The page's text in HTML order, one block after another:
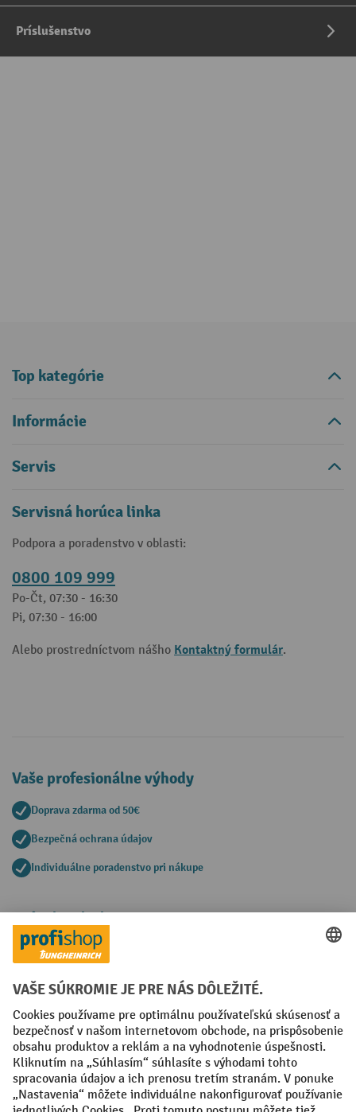
Príslušenstvo
Top kategórie
Informácie
Servis
Servisná horúca linka
Podpora a poradenstvo v oblasti:
0800 109 999
Po-Čt, 07:30 - 16:30
Pi, 07:30 - 16:00
Alebo prostredníctvom nášho Kontaktný formulár.
Vaše profesionálne výhody
Doprava zdarma od 50€
Bezpečná ochrana údajov
Individuálne poradenstvo pri nákupe
Spôsoby platby
Creditcard (Master)Creditcard (Visa)
Faktúra Predplatba
Sociálne siete
Facebook
YouTube
LinkedIn